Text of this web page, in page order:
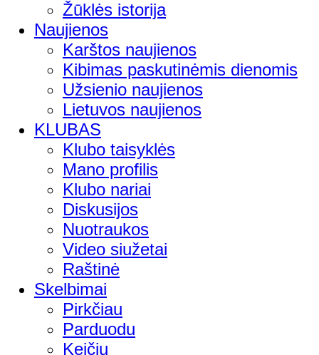
Žūklės istorija
Naujienos
Karštos naujienos
Kibimas paskutinėmis dienomis
Užsienio naujienos
Lietuvos naujienos
KLUBAS
Klubo taisyklės
Mano profilis
Klubo nariai
Diskusijos
Nuotraukos
Video siužetai
Raštinė
Skelbimai
Pirkčiau
Parduodu
Keičiu